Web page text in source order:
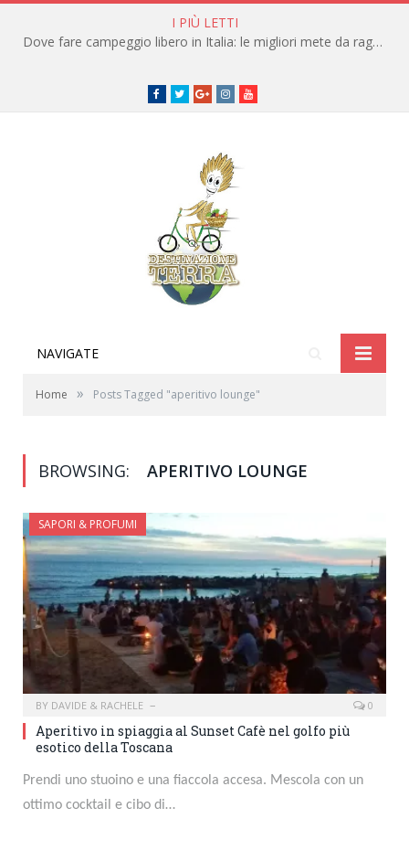
I PIÙ LETTI
Dove fare campeggio libero in Italia: le migliori mete da raggiungere in traghetto
Facebook
TwitterGoogle+instagramyoutube
NAVIGATE
Home » Posts Tagged "aperitivo lounge"
BROWSING: APERITIVO LOUNGE
SAPORI & PROFUMI
BY DAVIDE & RACHELE 0
Aperitivo in spiaggia al Sunset Cafè nel golfo più
esotico della Toscana
Prendi uno stuoino e una fiaccola accesa. Mescola con un
ottimo cocktail e cibo di…